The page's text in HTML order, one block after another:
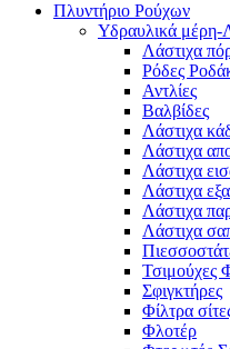
Πλυντήριο Ρούχων
Υδραυλικά μέρη-
Λάστιχα
Ρόδες
Αντλίες
Βαλβίδες
Λάστιχα
Λάστιχα
Λάστιχα
Λάστιχα
Λάστιχα
Λάστιχα
Τσιμούχες
Σφιγκτήρες
Φίλτρα
Φλοτέρ